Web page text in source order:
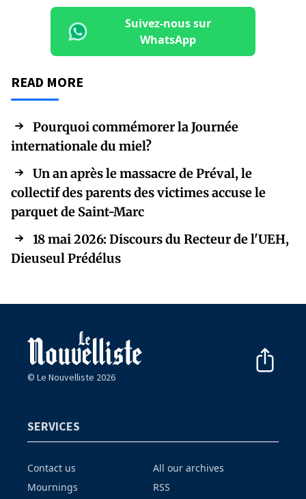
Suivez-nous sur
WhatsApp
READ MORE
Pourquoi commémorer la Journée
internationale du miel?
Un an après le massacre de Préval, le
collectif des parents des victimes accuse le
parquet de Saint-Marc
18 mai 2026: Discours du Recteur de l'UEH,
Dieuseul Prédélus
© Le Nouvelliste 2026
SERVICES
Contact us
Mournings
All our archives
RSS